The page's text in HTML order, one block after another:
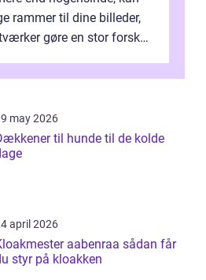
rammer til dine billeder,
gøre en stor forskel.
may 2026
til hunde til de kolde
april 2026
aabenraa sådan får
styr på kloakken